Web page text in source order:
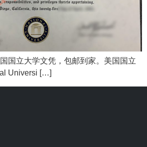
立大学文凭，包邮到家。美国国立
Universi […]